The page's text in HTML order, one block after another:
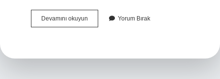
Devamını okuyun
Ne
Yorum Bırak